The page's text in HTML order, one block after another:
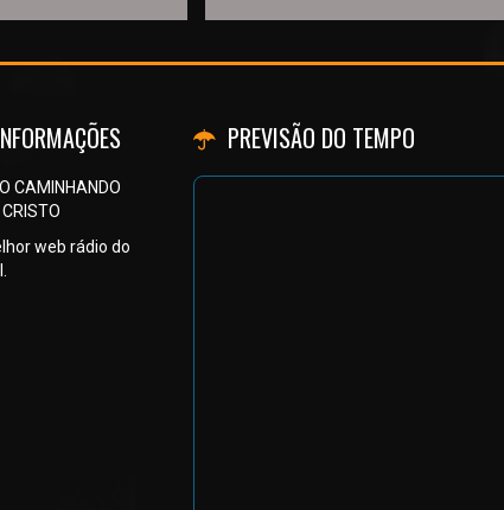
CAMINHANDO
web rádio do
PREVISÃO DO TEMPO